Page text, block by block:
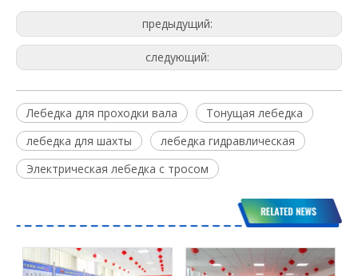
предыдущий:
следующий:
Лебедка для проходки вала
Тонущая лебедка
лебедка для шахты
лебедка гидравлическая
Электрическая лебедка с тросом